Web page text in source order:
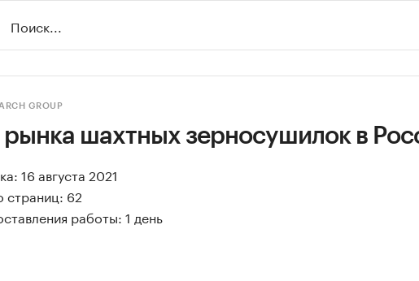
GROUP
рынка шахтных зерносушилок в
16 августа 2021
страниц: 62
работы: 1 день